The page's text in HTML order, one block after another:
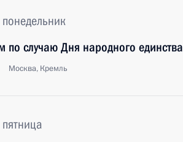
по случаю Дня народного единства
Москва, Кремль